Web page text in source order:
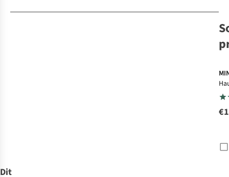
/
Dit